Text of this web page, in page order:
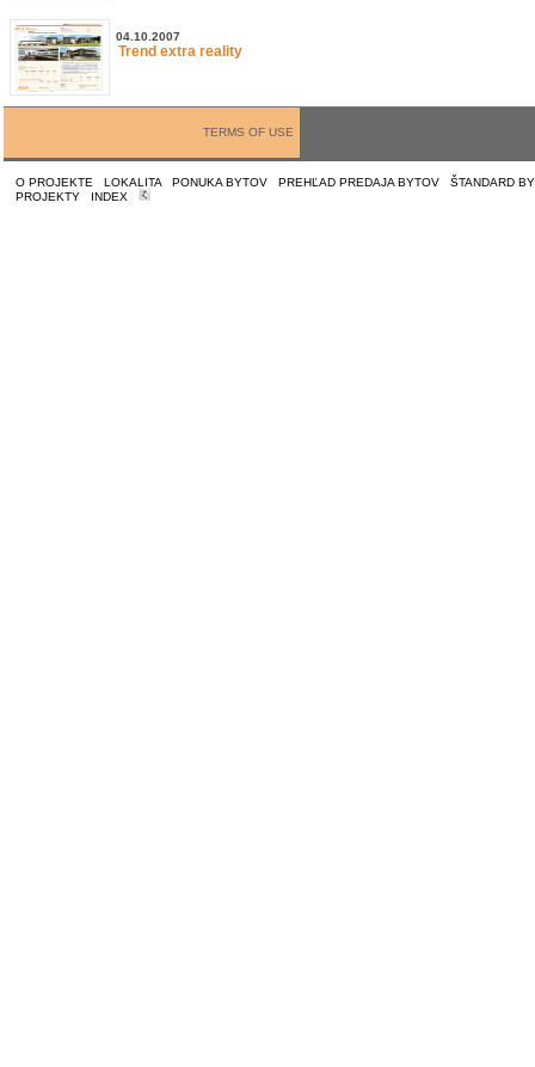
04.10.2007
Trend extra reality
TERMS OF USE
O PROJEKTE LOKALITA PONUKA BYTOV PREHĽAD PREDAJA BYTOV
ŠTANDARD
PROJEKTY
INDEX